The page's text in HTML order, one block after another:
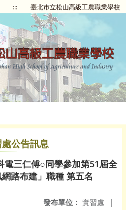
::: 臺北市立松山高級工農職業學校
公告訊息
電三仁傅○同學參加第51屆全
路布建」職種 第五名
發布單位： 實習處 |